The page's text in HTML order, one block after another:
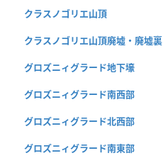
クラスノゴリエ山頂
クラスノゴリエ山頂廃墟・廃墟裏
グロズニィグラード地下壕
グロズニィグラード南西部
グロズニィグラード北西部
グロズニィグラード南東部